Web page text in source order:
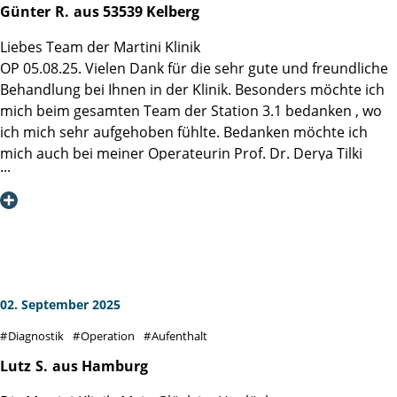
betonen, wie wichtig es ist, sich in eine Spezialklinik zu
begeben, die genau auf dieses Krankheitsbild fokussiert ist
– das macht einen riesigen Unterschied im gesamten
Behandlungs- und Genesungsverlauf.
Ich fühle mich heute bestens versorgt und kann die
Martini-Klinik uneingeschränkt weiterempfehlen. Vielen
Dank an das gesamte Team!
histologischen Befund, der mich mit großer Gelassenheit in
Ich bin der Martini-Klinik, Herrn. Prof. Steuber und allen,
wirklich allen Mitarbeitern dankbar, dass sie mich und
meine Ehefrau durch diese schwere Zeit geführt haben,
sehr einfühlsam, immer die nächsten Schritte erklärend
und alle Aussagen und Termine einhaltend. - Das "Martini-
Prinzip" wurde bei mir konsistent eingehalten!
Günter R. aus 53539 Kelberg
Liebes Team der Martini Klinik
OP 05.08.25. Vielen Dank für die sehr gute und freundliche
Behandlung bei Ihnen in der Klinik. Besonders möchte ich
mich beim gesamten Team der Station 3.1 bedanken , wo
ich mich sehr aufgehoben fühlte. Bedanken möchte ich
mich auch bei meiner Operateurin Prof. Dr. Derya Tilki
Liebe Grüße nach Hamburg
02. September 2025
Diagnostik Operation Aufenthalt
Lutz S. aus Hamburg